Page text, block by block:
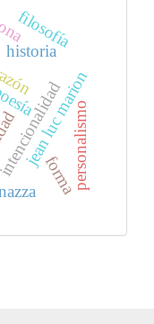
historia
jean luc marion
personalismo
filosofía
forma